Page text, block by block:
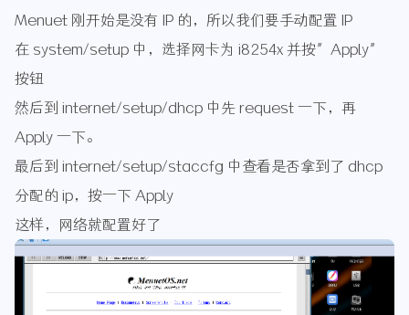
Menuet 刚开始是没有 IP 的，所以我们要手动配置 IP
在 system/setup 中，选择网卡为 i8254x 并按”Apply”
按钮
然后到 internet/setup/dhcp 中先 request 一下，再
Apply 一下。
最后到 internet/setup/staccfg 中查看是否拿到了 dhcp
分配的 ip，按一下 Apply
这样，网络就配置好了